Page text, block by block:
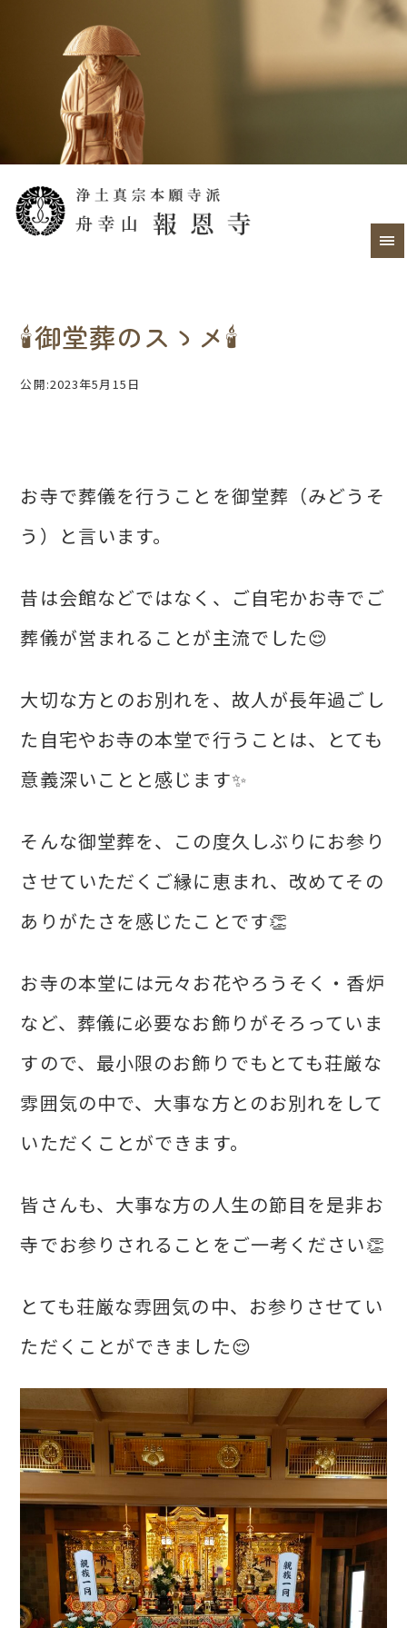
🕯御堂葬のスゝメ🕯
公開:2023年5月15日
お寺で葬儀を行うことを御堂葬（みどうそ
う）と言います。
昔は会館などではなく、ご自宅かお寺でご
葬儀が営まれることが主流でした😌
大切な方とのお別れを、故人が長年過ごし
た自宅やお寺の本堂で行うことは、とても
意義深いことと感じます✨
そんな御堂葬を、この度久しぶりにお参り
させていただくご縁に恵まれ、改めてその
ありがたさを感じたことです👏
お寺の本堂には元々お花やろうそく・香炉
など、葬儀に必要なお飾りがそろっていま
すので、最小限のお飾りでもとても荘厳な
雰囲気の中で、大事な方とのお別れをして
いただくことができます。
皆さんも、大事な方の人生の節目を是非お
寺でお参りされることをご一考ください👏
とても荘厳な雰囲気の中、お参りさせてい
ただくことができました😌